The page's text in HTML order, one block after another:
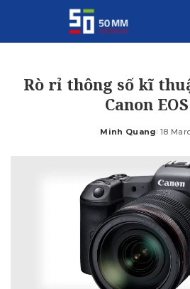
Rò rỉ thông số kĩ
Canon
Posted
Minh Quang 18